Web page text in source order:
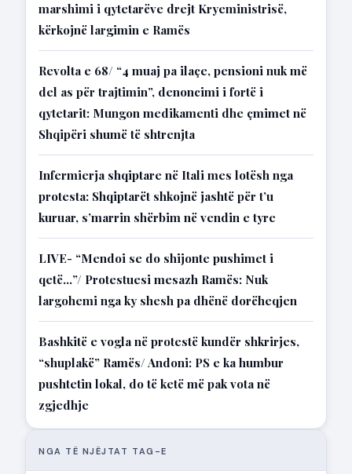
marshimi i qytetarëve drejt Kryeministrisë,
kërkojnë largimin e Ramës
Revolta e 68/ “4 muaj pa ilaçe, pensioni nuk më
del as për trajtimin”, denoncimi i fortë i
qytetarit: Mungon medikamenti dhe çmimet në
Shqipëri shumë të shtrenjta
Infermierja shqiptare në Itali mes lotësh nga
protesta: Shqiptarët shkojnë jashtë për t’u
kuruar, s’marrin shërbim në vendin e tyre
LIVE- “Mendoi se do shijonte pushimet i
qetë…”/ Protestuesi mesazh Ramës: Nuk
largohemi nga ky shesh pa dhënë dorëheqjen
Bashkitë e vogla në protestë kundër shkrirjes,
“shuplakë” Ramës/ Andoni: PS e ka humbur
pushtetin lokal, do të ketë më pak vota në
zgjedhje
NGA TË NJËJTAT TAG-E